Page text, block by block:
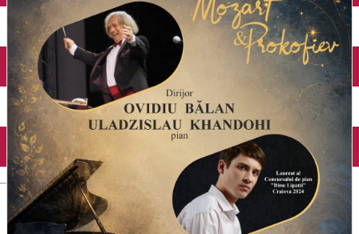
English
Închirieri auto
Închirieri biciclete
Încărcare vehicule electrice